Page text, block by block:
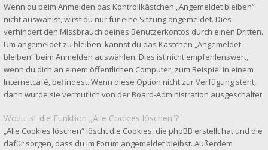
Wenn du beim Anmelden das Kontrollkästchen „Angemeldet bleiben“
nicht auswählst, wirst du nur für eine Sitzung angemeldet. Dies
verhindert den Missbrauch deines Benutzerkontos durch einen Dritten.
Um angemeldet zu bleiben, kannst du das Kästchen „Angemeldet
bleiben“ beim Anmelden auswählen. Dies ist nicht empfehlenswert,
wenn du dich an einem öffentlichen Computer, zum Beispiel in einem
Internetcafé, befindest. Wenn diese Option nicht zur Verfügung steht,
dann wurde sie vermutlich von der Board-Administration ausgeschaltet.
Wozu ist die Funktion „Alle Cookies löschen“?
„Alle Cookies löschen“ löscht die Cookies, die phpBB erstellt hat und die
dafür sorgen, dass du im Forum angemeldet bleibst. Außerdem